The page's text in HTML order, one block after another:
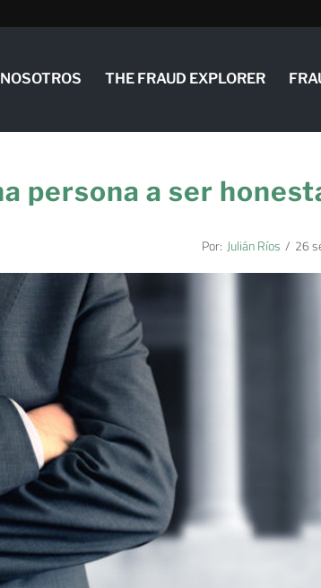
NOSOTROS THE FRAUD EXPLORER
persona a ser
Por: Julián Ríos / 26